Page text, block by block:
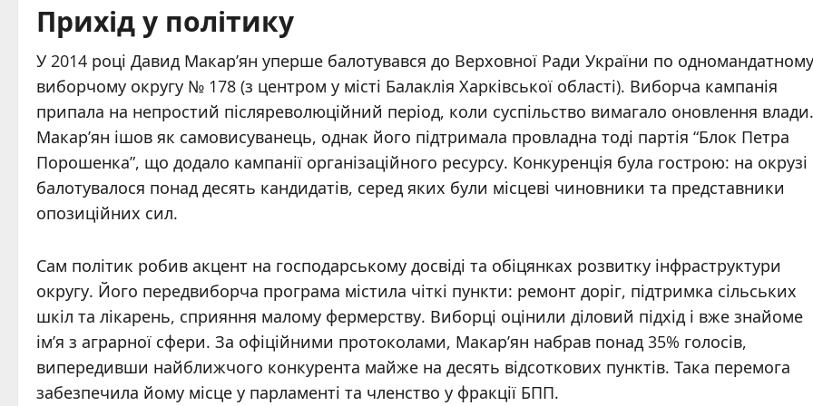
Прихід у політику
У 2014 році Давид Макар’ян уперше балотувався до Верховної Ради України по одномандатному
виборчому округу № 178 (з центром у місті Балаклія Харківської області). Виборча кампанія
припала на непростий післяреволюційний період, коли суспільство вимагало оновлення влади.
Макар’ян ішов як самовисуванець, однак його підтримала провладна тоді партія “Блок Петра
Порошенка”, що додало кампанії організаційного ресурсу. Конкуренція була гострою: на окрузі
балотувалося понад десять кандидатів, серед яких були місцеві чиновники та представники
опозиційних сил.
Сам політик робив акцент на господарському досвіді та обіцянках розвитку інфраструктури
округу. Його передвиборча програма містила чіткі пункти: ремонт доріг, підтримка сільських
шкіл та лікарень, сприяння малому фермерству. Виборці оцінили діловий підхід і вже знайоме
ім’я з аграрної сфери. За офіційними протоколами, Макар’ян набрав понад 35% голосів,
випередивши найближчого конкурента майже на десять відсоткових пунктів. Така перемога
забезпечила йому місце у парламенті та членство у фракції БПП.